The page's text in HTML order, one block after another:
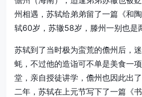
州相遇，苏轼给弟弟留了一篇《和
轼60岁，苏辙58岁，滕州一别也是
苏轼到了当时极为蛮荒的儋州后，
蚝，不过他的造诣可不单是美食一
堂，亲自授徒讲学，儋州也因此出
二年，苏轼在上元节写下了一篇《